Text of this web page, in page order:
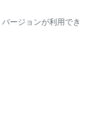
バージョンが利用でき